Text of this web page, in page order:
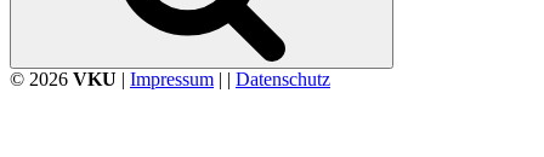
© 2026 VKU | Impressum | | Datenschutz